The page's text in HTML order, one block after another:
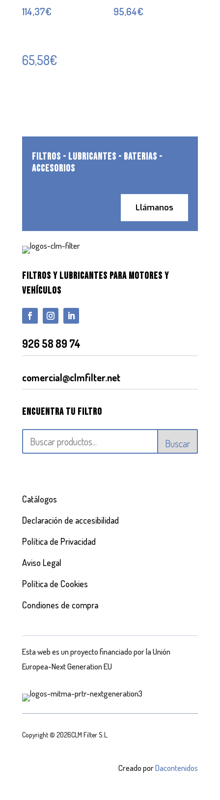
114,37€ 95,64€
65,58€
FILTROS - LUBRICANTES - BATERIAS -
ACCESORIOS
Llámanos
FILTROS Y LUBRICANTES PARA MOTORES Y
VEHÍCULOS
926 58 89 74
comercial@clmfilter.net
Encuentra tu filtro
Buscar
Catálogos
Declaración de accesibilidad
Política de Privacidad
Aviso Legal
Política de Cookies
Condiones de compra
Esta web es un proyecto financiado por la Unión
Europea-Next Generation EU
Copyright © 2026CLM Filter S.L.
Creado porDacontenidos